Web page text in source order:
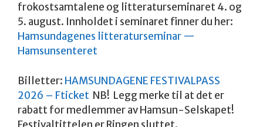
frokostsamtalene og litteraturseminaret 4. og
5. august. Innholdet i seminaret finner du her:
Hamsundagenes litteraturseminar —
Hamsunsenteret
Billetter: HAMSUNDAGENE FESTIVALPASS
2026 – Fticket NB! Legg merke til at det er
rabatt for medlemmer av Hamsun-Selskapet!